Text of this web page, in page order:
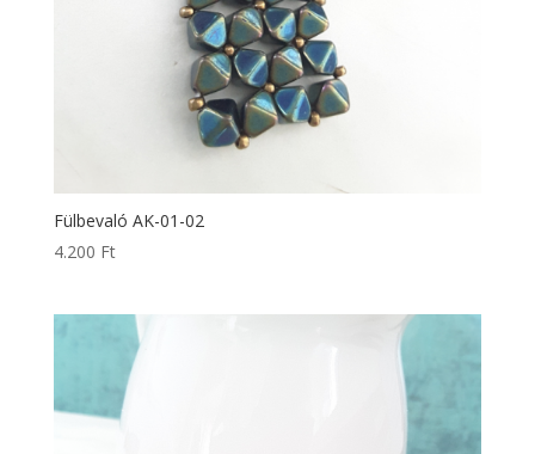
Fülbevaló AK-01-02
4.200 Ft